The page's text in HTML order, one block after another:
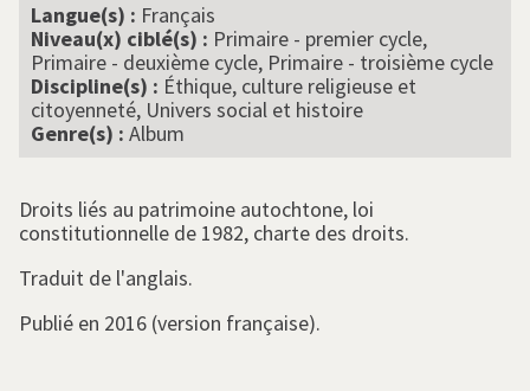
Langue(s) : Français
Niveau(x) ciblé(s) : Primaire - premier cycle,
Primaire - deuxième cycle, Primaire - troisième cycle
Discipline(s) : Éthique, culture religieuse et
citoyenneté, Univers social et histoire
Genre(s) : Album
Droits liés au patrimoine autochtone, loi
constitutionnelle de 1982, charte des droits.
Traduit de l'anglais.
Publié en 2016 (version française).